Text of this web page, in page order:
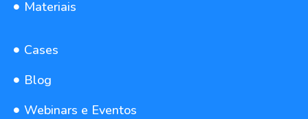
Materiais
Cases
Blog
Webinars e Eventos